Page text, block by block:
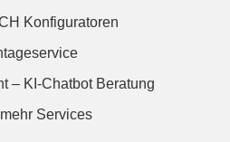
Konfiguratoren
– KI-Chatbot Beratung
Services